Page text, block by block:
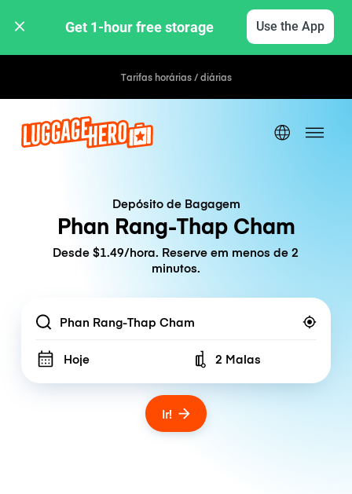
Get 1-hour free storage Use the App
Tarifas horárias / diárias
Depósito de Bagagem
Phan Rang-Thap Cham
Desde $1.49/hora. Reserve em menos de 2
minutos.
Location
Hoje Number of bags
2 Malas
Ir!